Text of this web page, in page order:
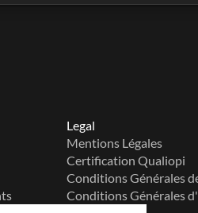
Legal
Mentions Légales
Certification Qualiopi
Conditions Générales
Conditions Générales